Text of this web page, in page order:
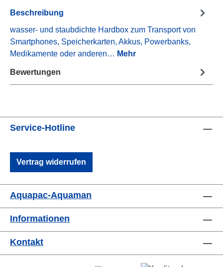
Beschreibung
wasser- und staubdichte Hardbox zum Transport von
Smartphones, Speicherkarten, Akkus, Powerbanks,
Medikamente oder anderen… Mehr
Bewertungen
Service-Hotline
Vertrag widerrufen
Aquapac-Aquaman
Informationen
Kontakt